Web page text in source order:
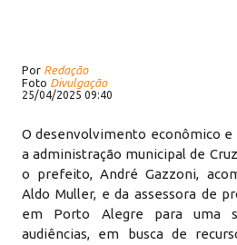
Por Redação
Foto Divulgação
25/04/2025 09:40
O desenvolvimento econômico
a administração municipal de
o prefeito, André Gazzoni,
Aldo Muller, e da assessora de
em Porto Alegre para uma
audiências, em busca de